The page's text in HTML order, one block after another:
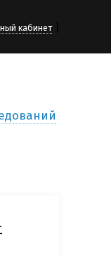
кабинет